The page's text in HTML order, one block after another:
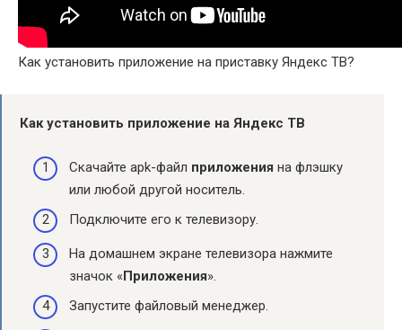
Как установить приложение на приставку Яндекс ТВ?
Какустановить приложение на Яндекс ТВ
Скачайте apk-файл приложения на флэшку
или любой другой носитель.
Подключите его к телевизору.
На домашнем экране телевизора нажмите
значок «Приложения».
Запустите файловый менеджер.